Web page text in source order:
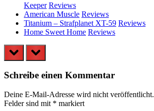
Keeper Reviews
American Muscle Reviews
Titanium – Strafplanet XT-59 Reviews
Home Sweet Home Reviews
prev next
Schreibe einen Kommentar
Deine E-Mail-Adresse wird nicht veröffentlicht.
Felder sind mit * markiert